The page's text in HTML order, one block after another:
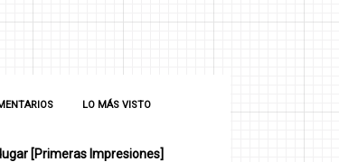
LO MÁS VISTO
[Primeras Impresiones]